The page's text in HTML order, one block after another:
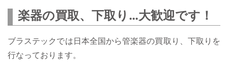
楽器の買取、下取り…大歓迎です！
ブラステックでは日本全国から管楽器の買取り、下取りを
行なっております。